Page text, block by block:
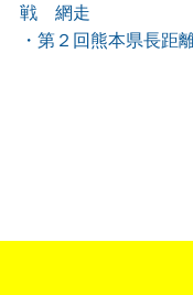
戦 網走
・第２回熊本県長